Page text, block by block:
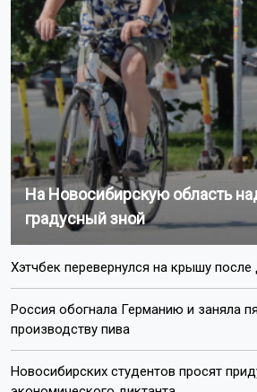
На Новосибирскую область
градусный зной
Хэтчбек перевернулся на крышу
Россия обогнала Германию и заняла
производству пива
Новосибирских студентов просят